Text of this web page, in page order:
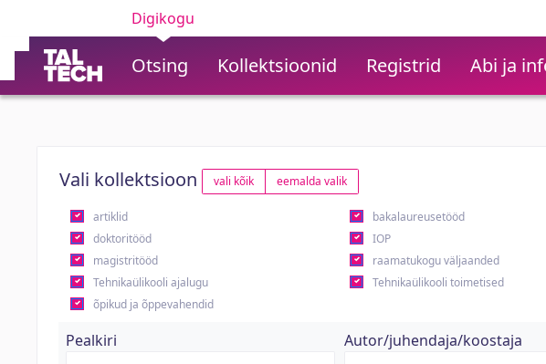
Digikogu
Otsing Kollektsioonid Registrid Abi ja
Vali kollektsioon vali kõik eemalda valik
artiklid bakalaureusetööd
doktoritööd
IOP
magistritööd
raamatukogu väljaanded
Tehnikaülikooli ajalugu
Tehnikaülikooli toimetised
õpikud ja õppevahendid
Pealkiri Autor/juhendaja/koostaja